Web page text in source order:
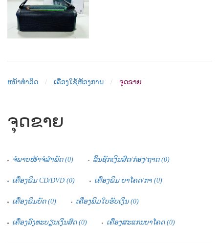
ຫນ້າທຳອິດ ເຄື່ອງໃຊ້ຫ້ອງການ ຈຸດຂາຍ
ຈຸດຂາຍ
ຈໍພາບໜ້າຈໍສໍາພັດ (0) ລິ້ນຊັກເງິນສົດ/ກ່ອງ/ຖາດ (0)
ເຄື່ອງພິມ CD/DVD (0) ເຄື່ອງພິມ ບາໂຄດ/ກາ (0)
ເຄື່ອງພິມບັດ (0) ເຄື່ອງພິມໃບຮັບເງິນ (0)
ເຄື່ອງລົງທະບຽນເງິນສົດ (0) ເຄື່ອງສະແກນບາໂຄດ (0)